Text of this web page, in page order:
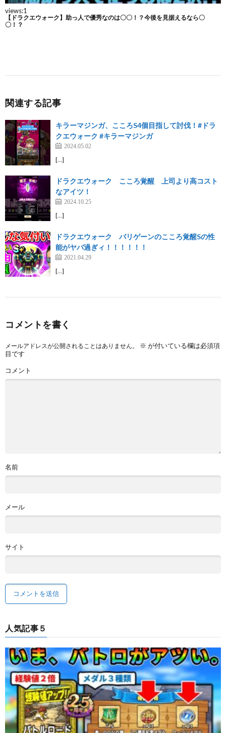
関連する記事
キラーマジンガ、こころS4個目指して討伐！#ドラ
クエウォーク #キラーマジンガ
2024.05.02
[…]
ドラクエウォーク こころ覚醒 上司より高コスト
なアイツ！
2024.10.25
[…]
ドラクエウォーク バリゲーンのこころ覚醒Sの性
能がヤバ過ぎィ！！！！！！
2021.04.29
[…]
コメントを書く
メールアドレスが公開されることはありません。 ※ が付いている欄は必須項
目です
コメント
名前
メール
サイト
人気記事５